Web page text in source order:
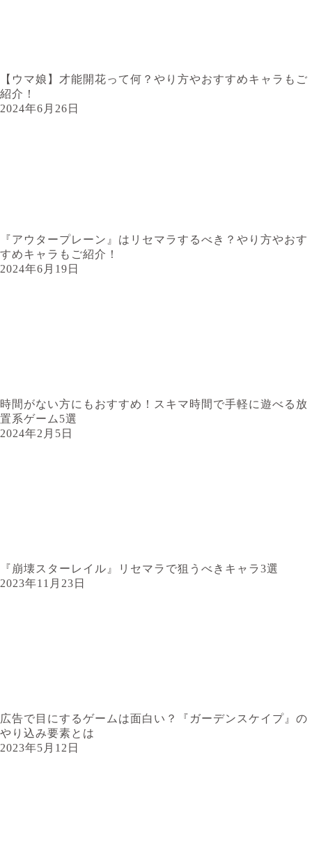
【ウマ娘】才能開花って何？やり方やおすすめキャラもご
紹介！
2024年6月26日
『アウタープレーン』はリセマラするべき？やり方やおす
すめキャラもご紹介！
2024年6月19日
時間がない方にもおすすめ！スキマ時間で手軽に遊べる放
置系ゲーム5選
2024年2月5日
『崩壊スターレイル』リセマラで狙うべきキャラ3選
2023年11月23日
広告で目にするゲームは面白い？『ガーデンスケイプ』の
やり込み要素とは
2023年5月12日